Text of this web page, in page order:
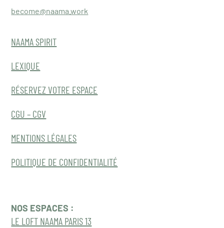
become@naama.work
NAAMA SPIRIT
LEXIQUE
RÉSERVEZ VOTRE ESPACE
CGU – CGV
MENTIONS LÉGALES
POLITIQUE DE CONFIDENTIALITÉ
NOS ESPACES :
LE LOFT NAAMA PARIS 13